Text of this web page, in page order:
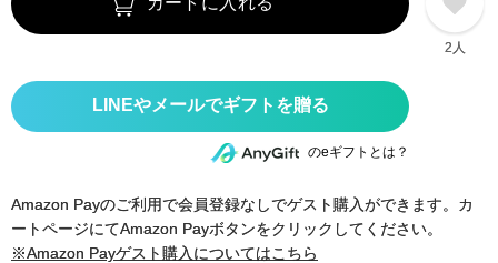
2人
のeギフトとは？
Amazon Payのご利用で会員登録なしでゲスト購入ができます。カ
ートページにてAmazon Payボタンをクリックしてください。
※Amazon Payゲスト購入についてはこちら